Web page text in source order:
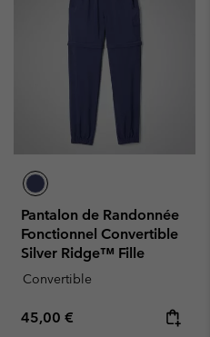
Pantalon de Randonnée
Fonctionnel Convertible
Silver Ridge™ Fille
Convertible
Regular price:
45,00 €